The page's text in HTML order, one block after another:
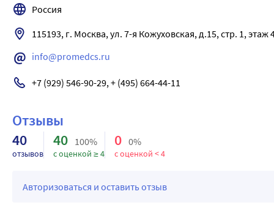
Россия
115193, г. Москва, ул. 7-я Кожуховская, д.15, стр. 1,
info@promedcs.ru
+7 (929) 546-90-29, + (495) 664-44-11
Отзывы
40
отзывов
40 100%
с оценкой ≥ 4
0 0%
с оценкой < 4
Авторизоваться и оставить отзыв